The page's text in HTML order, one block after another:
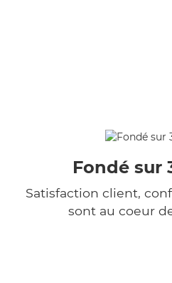
Fondé sur
Satisfaction client,
sont au coeur